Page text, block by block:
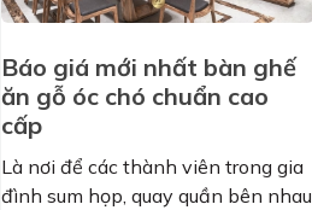
Báo giá mới nhất bàn ghế
ăn gỗ óc chó chuẩn cao
cấp
Là nơi để các thành viên trong gia
đình sum họp, quay quần bên nhau